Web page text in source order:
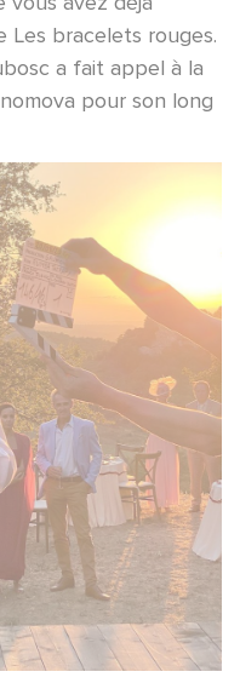
Les bracelets rouges.
a fait appel à la
pour son long